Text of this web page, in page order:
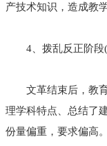
产技术知识，造成教
4、拨乱反正阶
文革结束后，教
理学科特点、总结了
份量偏重，要求偏高